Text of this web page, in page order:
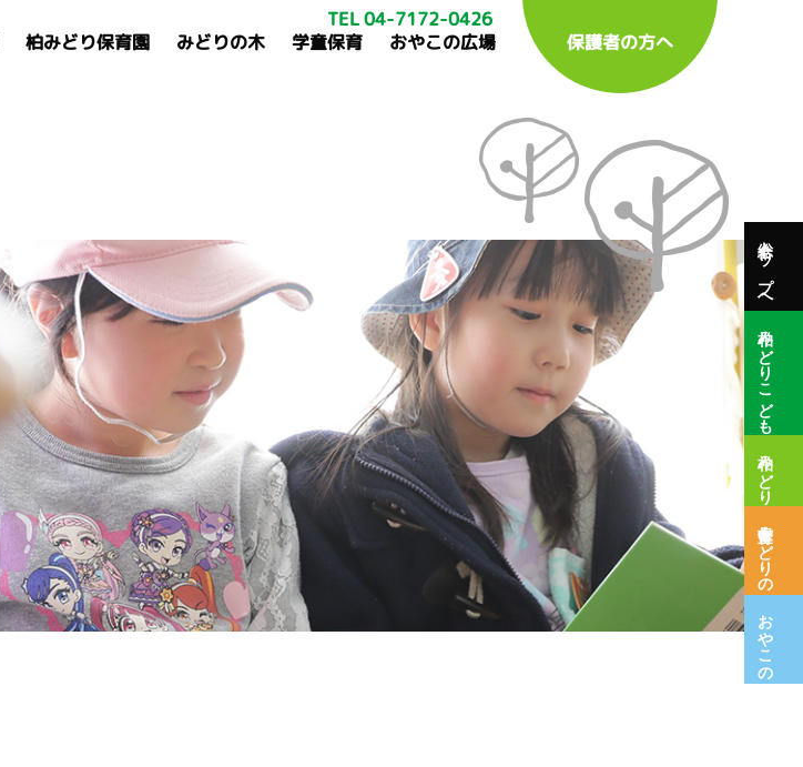
柏みどり保育園 みどりの木 学童保育 おやこの広場 保護者の方へ
TEL 04-7172-0426
総合トップへ
柏みどりこども園
柏みどり保育園
保育室みどりの木
おやこの広場